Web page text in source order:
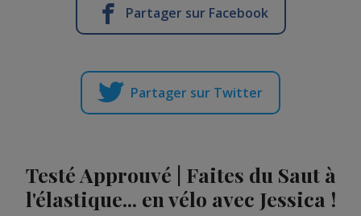
Partager sur Facebook
Partager sur Twitter
Testé Approuvé | Faites du Saut à
l'élastique... en vélo avec Jessica !